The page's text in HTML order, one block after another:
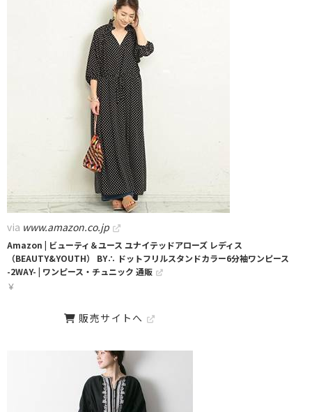
via www.amazon.co.jp
Amazon | ビューティ＆ユース ユナイテッドアローズ レディス
（BEAUTY&YOUTH） BY∴ ドットフリルスタンドカラー6分袖ワンピース
-2WAY- | ワンピース・チュニック 通販
￥
販売サイトへ